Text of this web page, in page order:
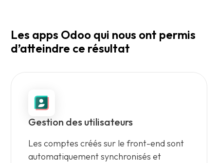
Les apps Odoo qui nous ont permis
d’atteindre ce résultat
Gestion des utilisateurs
Les comptes créés sur le front-end sont
automatiquement synchronisés et